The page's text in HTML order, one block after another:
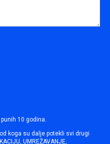
10 godina.
koga su dalje potekli svi drugi
UMREŽAVANJE,